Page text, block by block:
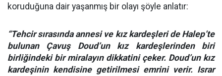
koruduğuna dair yaşanmış bir olayı şöyle anlatır:
“Tehcir sırasında annesi ve kız kardeşleri de Halep’te
bulunan Çavuş Doud’un kız kardeşlerinden biri
birliğindeki bir miralayın dikkatini çeker. Doud’un kız
kardeşinin kendisine getirilmesi emrini verir. Israr